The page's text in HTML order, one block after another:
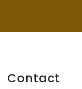
Contact